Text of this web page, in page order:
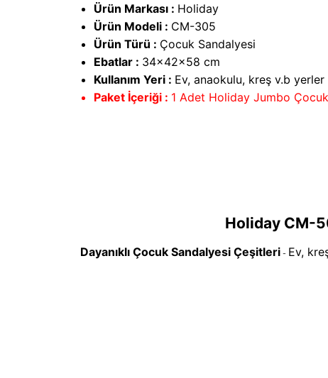
Ürün Markası : Holiday
Ürün Modeli : CM-305
Ürün Türü : Çocuk Sandalyesi
Ebatlar : 34x42x58 cm
Kullanım Yeri : Ev, anaokulu, kreş v.b yerler
Paket İçeriği : 1 Adet Holiday Jumbo
Holiday CM-
Dayanıklı Çocuk Sandalyesi Çeşitleri - Ev,